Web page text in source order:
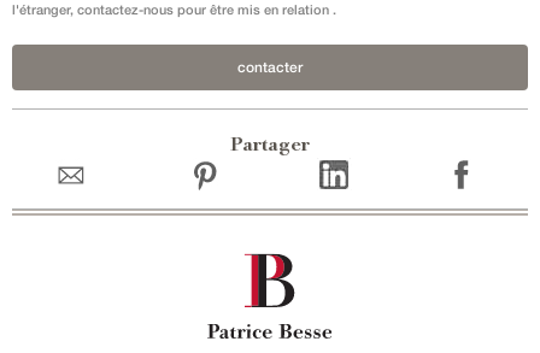
l'étranger, contactez-nous pour être mis en relation .
contacter
Partager